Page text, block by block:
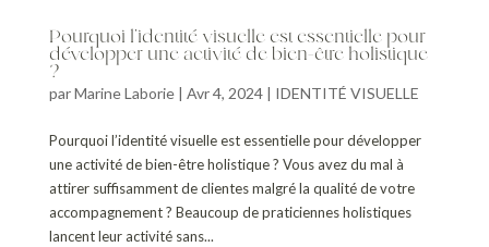
Pourquoi l’identité visuelle est essentielle pour
développer une activité de bien-être holistique
?
parMarine Laborie| Avr 4, 2024| IDENTITÉ VISUELLE
Pourquoi l’identité visuelle est essentielle pour développer
une activité de bien-être holistique ? Vous avez du mal à
attirer suffisamment de clientes malgré la qualité de votre
accompagnement ? Beaucoup de praticiennes holistiques
lancent leur activité sans...